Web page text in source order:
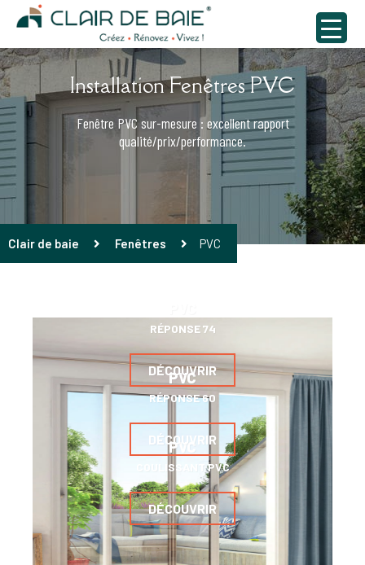
Installation Fenêtres PVC
Fenêtre PVC sur-mesure : excellent rapport
qualité/prix/performance.
Clair de baie Fenêtres PVC
RÉPONSE 74
DÉCOUVRIR
PVC
RÉPONSE 60
DÉCOUVRIR
PVC
COULISSANT PVC
DÉCOUVRIR